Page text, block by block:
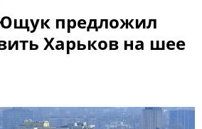
предложил
Харьков на шее